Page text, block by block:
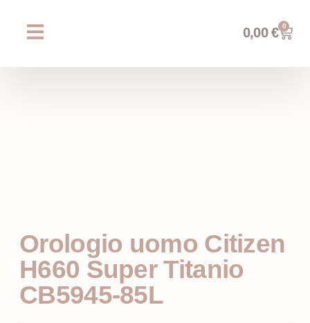
0,00€ 0
Orologio uomo Citizen
H660 Super Titanio
CB5945-85L